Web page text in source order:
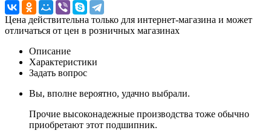
Цена действительна только для интернет-магазина и может
отличаться от цен в розничных магазинах
Описание
Характеристики
Задать вопрос
Вы, вполне вероятно, удачно выбрали.
Прочие высоконадежные производства тоже обычно
приобретают этот подшипник.